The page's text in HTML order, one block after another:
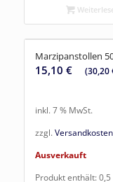
Marzipanstollen
15,10 € (30,20
inkl. 7 % MwSt.
zzgl. Versandkosten
Ausverkauft
Produkt enthält: 0,5